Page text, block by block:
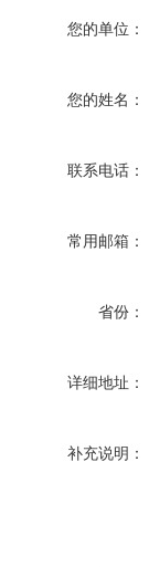
您的单位：
您的姓名：
联系电话：
常用邮箱：
省份：
详细地址：
补充说明：